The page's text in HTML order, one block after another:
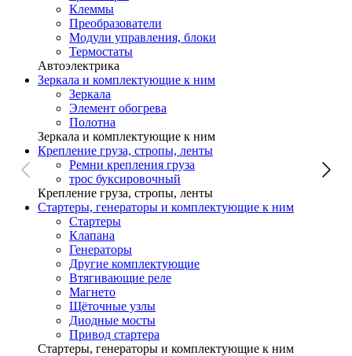
Клеммы
Преобразователи
Модули управления, блоки
Термостаты
Автоэлектрика
Зеркала и комплектующие к ним
Зеркала
Элемент обогрева
Полотна
Зеркала и комплектующие к ним
Крепление груза, стропы, ленты
Ремни крепления груза
трос буксировочный
Крепление груза, стропы, ленты
Стартеры, генераторы и комплектующие к ним
Стартеры
Клапана
Генераторы
Другие комплектующие
Втягивающие реле
Магнето
Щёточные узлы
Диодные мосты
Привод стартера
Стартеры, генераторы и комплектующие к ним